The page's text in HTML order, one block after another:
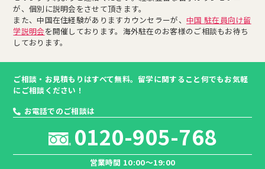
が、個別に説明会をさせて頂きます。
また、中国在住経験がありますカウンセラーが、 中国 駐在員向け留
学説明会を開催しております。海外駐在のお客様のご相談もお待ち
しております。
ご相談・お見積もりはすべて無料。留学に関すること何でもお気軽
にご相談ください！
お電話でのご相談は
0120-905-768
営業時間 10:00～19:00